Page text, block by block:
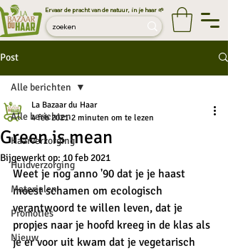
Ervaar de pracht van de natuur, in je haar 🌱
Post
Alle berichten
Haarverzorging
Huidverzorging
Materialen
Promoties
Nieuw
Alle berichten
Green is mean
La Bazaar du Haar
4 feb 2021 2 minuten om te lezen
Bijgewerkt op: 10 feb 2021
Weet je nog anno '90 dat je je haast
moest schamen om ecologisch
verantwoord te willen leven, dat je
propjes naar je hoofd kreeg in de klas als
je er voor uit kwam dat je vegetarisch